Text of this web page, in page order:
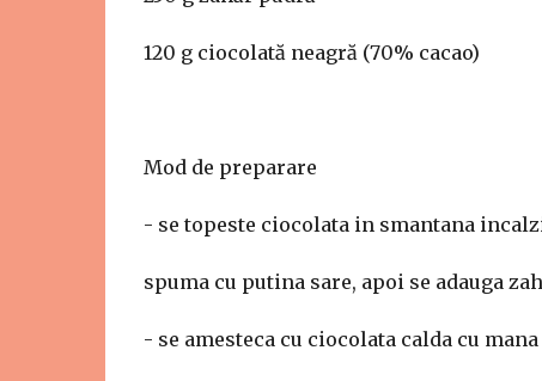
120 g ciocolată neagră (70% cacao)
Mod de preparare
- se topeste ciocolata in smantana
spuma cu putina sare, apoi se adauga
- se amesteca cu ciocolata calda cu